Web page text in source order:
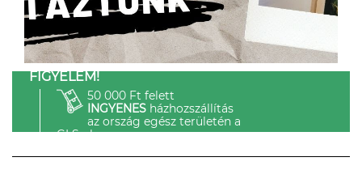
FIGYELEM!
50 000 Ft felett
INGYENESházhozszállítás
az ország egész területén a
GLS-el.